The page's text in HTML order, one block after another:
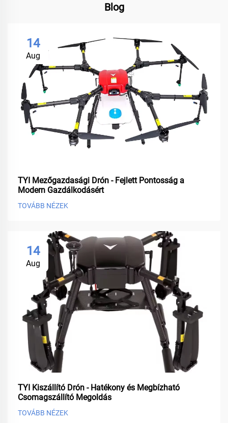
Blog
14
Aug
TYI Mezőgazdasági Drón - Fejlett Pontosság a
Modern Gazdálkodásért
TOVÁBB NÉZEK
14
Aug
TYI Kiszállító Drón - Hatékony és Megbízható
Csomagszállító Megoldás
TOVÁBB NÉZEK